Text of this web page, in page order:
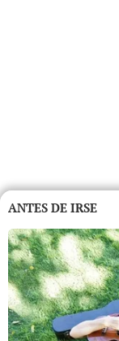
ANTES DE IRSE